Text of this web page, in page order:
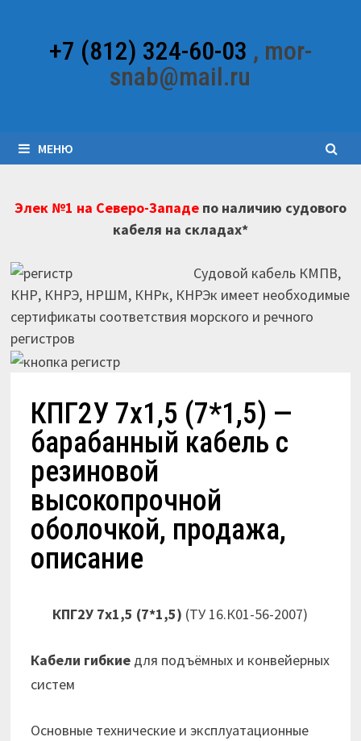
содержимому+7 (812) 324-60-03 , mor-
snab@mail.ru
МЕНЮ
Элек №1 на Северо-Западепо наличию судового
кабеля на складах*
Судовой кабель КМПВ,
КНР, КНРЭ, НРШМ, КНРк, КНРЭк имеет необходимые
сертификаты соответствия морского и речного
регистров
КПГ2У 7х1,5 (7*1,5) —
барабанный кабель с
резиновой
высокопрочной
оболочкой, продажа,
описание
КПГ2У 7х1,5 (7*1,5) (ТУ 16.К01-56-2007)
Кабели гибкие для подъёмных и конвейерных
систем
Основные технические и эксплуатационные